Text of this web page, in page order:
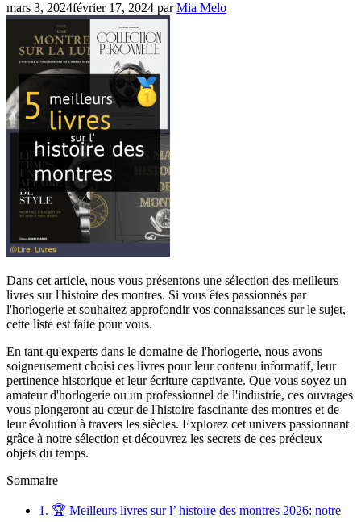
mars 3, 2024février 17, 2024 parMia Melo
Dans cet article, nous vous présentons une sélection des meilleurs
livres sur l'histoire des montres. Si vous êtes passionnés par
l'horlogerie et souhaitez approfondir vos connaissances sur le sujet,
cette liste est faite pour vous.
En tant qu'experts dans le domaine de l'horlogerie, nous avons
soigneusement choisi ces livres pour leur contenu informatif, leur
pertinence historique et leur écriture captivante. Que vous soyez un
amateur d'horlogerie ou un professionnel de l'industrie, ces ouvrages
vous plongeront au cœur de l'histoire fascinante des montres et de
leur évolution à travers les siècles. Explorez cet univers passionnant
grâce à notre sélection et découvrez les secrets de ces précieux
objets du temps.
Sommaire
1. 🏆 Meilleurs livres sur l’ histoire des montres 2026: notre